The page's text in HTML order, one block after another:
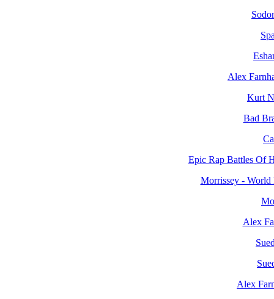
Alex
Kurt
Bad
Epic Rap Battles Of
Morrissey - World
Alex
Alex